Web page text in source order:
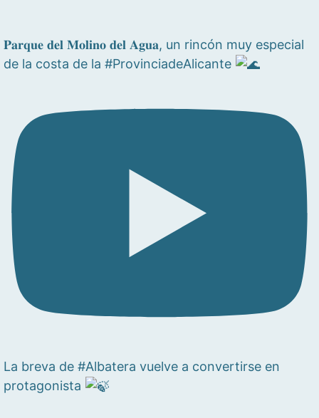
𝐏𝐚𝐫𝐪𝐮𝐞 𝐝𝐞𝐥 𝐌𝐨𝐥𝐢𝐧𝐨 𝐝𝐞𝐥 𝐀𝐠𝐮𝐚, un rincón muy especial
de la costa de la #ProvinciadeAlicante
La breva de #Albatera vuelve a convertirse en
protagonista